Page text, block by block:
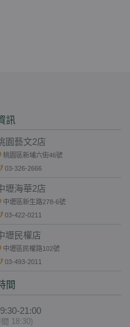
訊
園藝文2店
桃園區新埔六街46號
03-326-2666
壢海華2店
中壢區新生路278-6號
03-422-0211
壢民權店
中壢區民權路102號
03-493-2011
間
21:00
18:30)